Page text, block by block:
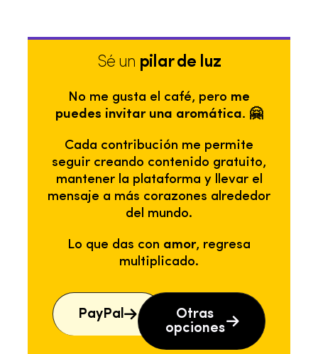
Sé un pilar de luz
No me gusta el café, pero me
puedes invitar una aromática. 🤗
Cada contribución me permite
seguir creando contenido gratuito,
mantener la plataforma y llevar el
mensaje a más corazones alrededor
del mundo.
Lo que das con amor, regresa
multiplicado.
PayPal
Otras
opciones